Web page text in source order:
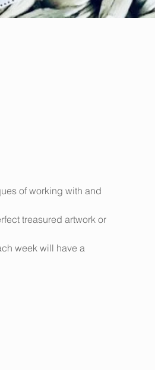
of working with and
treasured artwork or
week will have a